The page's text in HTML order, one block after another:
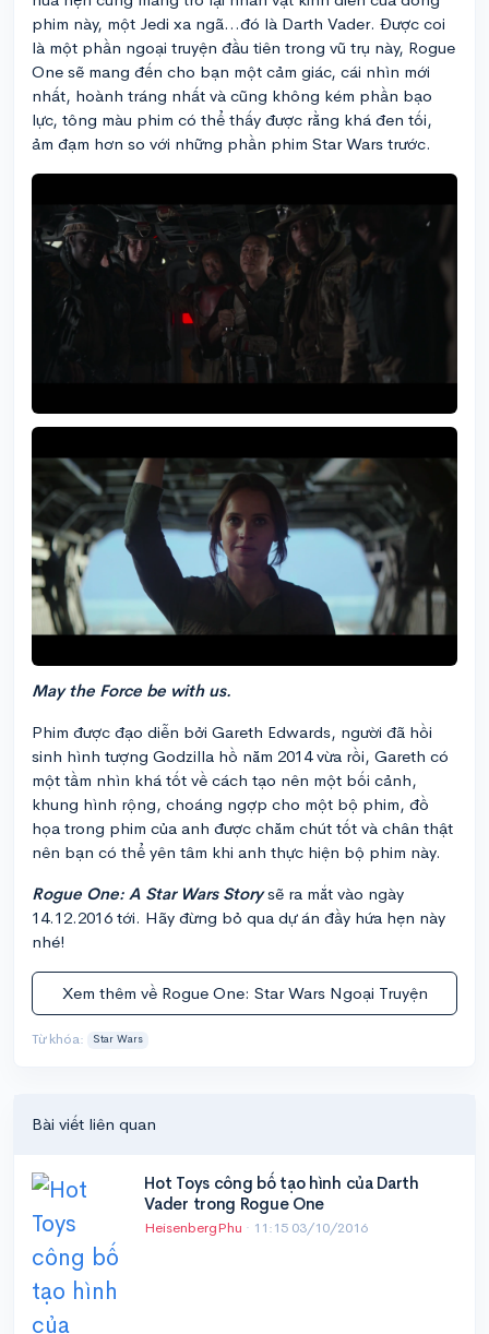
phim này, một Jedi xa ngã...đó là Darth Vader. Được coi
là một phần ngoại truyện đầu tiên trong vũ trụ này, Rogue
One sẽ mang đến cho bạn một cảm giác, cái nhìn mới
nhất, hoành tráng nhất và cũng không kém phần bạo
lực, tông màu phim có thể thấy được rằng khá đen tối,
ảm đạm hơn so với những phần phim Star Wars trước.
May the Force be with us.
Phim được đạo diễn bởi Gareth Edwards, người đã hồi
sinh hình tượng Godzilla hồ năm 2014 vừa rồi, Gareth có
một tầm nhìn khá tốt về cách tạo nên một bối cảnh,
khung hình rộng, choáng ngợp cho một bộ phim, đồ
họa trong phim của anh được chăm chút tốt và chân thật
nên bạn có thể yên tâm khi anh thực hiện bộ phim này.
Rogue One: A Star Wars Storysẽ ra mắt vào ngày
14.12.2016 tới. Hãy đừng bỏ qua dự án đầy hứa hẹn này
nhé!
Xem thêm về Rogue One: Star Wars Ngoại Truyện
Từ khóa: Star Wars
Bài viết liên quan
Hot Toys công bố tạo hình của Darth
Vader trong Rogue One
HeisenbergPhu · 11:15 03/10/2016